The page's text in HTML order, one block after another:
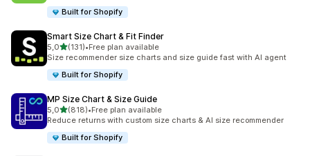
Built for Shopify
Smart Size Chart & Fit Finder
5,0av 5 stjerner
(131)
Totalt 131 omtaler
•Free plan available
Size recommender size charts and size guide fast with AI agent
Built for Shopify
MP Size Chart & Size Guide
5,0av 5 stjerner
(818)
Totalt 818 omtaler
•Free plan available
Reduce returns with custom size charts & AI size recommender
Built for Shopify